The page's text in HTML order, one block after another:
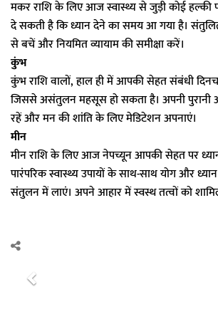
मकर राशि के लिए आज स्वास्थ्य से जुड़ी कोई
दे सकती है कि ध्यान देने का समय आ गया है।
से बचें और नियमित व्यायाम की समीक्षा करें।
कुंभ
कुंभ राशि वालों, हाल ही में आपकी सेहत संबंधी
जिससे असंतुलन महसूस हो सकता है। अपनी पुरानी
रहें और मन की शांति के लिए मेडिटेशन अपनाएं।
मीन
मीन राशि के लिए आज नेपच्यून आपकी सेहत पर
पारंपरिक स्वास्थ्य उपायों के साथ-साथ योग और
संतुलन में लाएं। अपने आहार में स्वस्थ तत्वों को
P